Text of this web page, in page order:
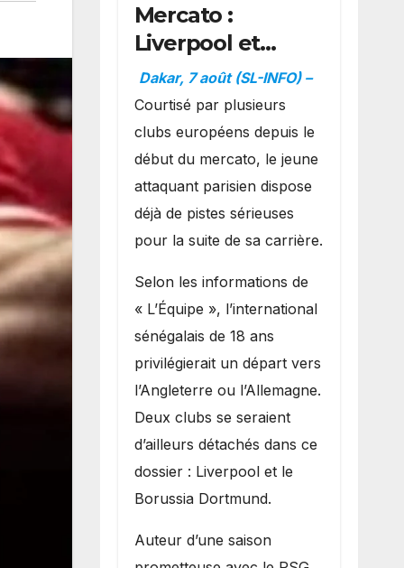
Mercato :
Liverpool et
Dortmund se
positionnent en
favoris pour
recruter Ibrahim
Mbaye
Dakar, 7 août (SL-INFO) –
Courtisé par plusieurs
clubs européens depuis le
début du mercato, le jeune
attaquant parisien dispose
déjà de pistes sérieuses
pour la suite de sa carrière.
Selon les informations de
« L’Équipe », l’international
sénégalais de 18 ans
privilégierait un départ vers
l’Angleterre ou l’Allemagne.
Deux clubs se seraient
d’ailleurs détachés dans ce
dossier : Liverpool et le
Borussia Dortmund.
Auteur d’une saison